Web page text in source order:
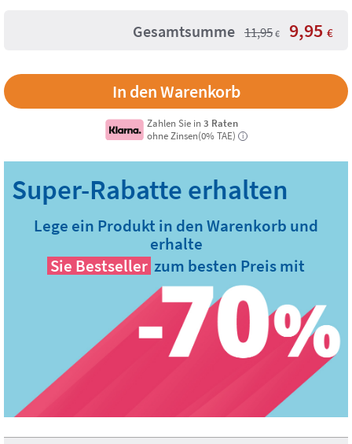
Gesamtsumme 11,95 € 9,95 €
Zahlen Sie in3 Raten
ohne Zinsen(0% TAE)
i
Lege ein Produkt in den Warenkorb und
erhalte
Sie Bestseller zum besten Preis mit